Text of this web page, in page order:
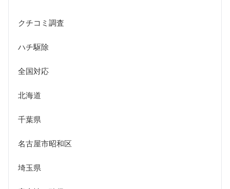
クチコミ調査
ハチ駆除
全国対応
北海道
千葉県
名古屋市昭和区
埼玉県